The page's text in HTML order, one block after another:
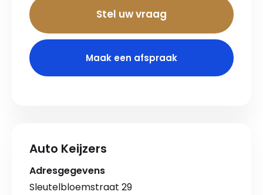
Stel uw vraag
Maak een afspraak
Auto Keijzers
Adresgegevens
Sleutelbloemstraat 29